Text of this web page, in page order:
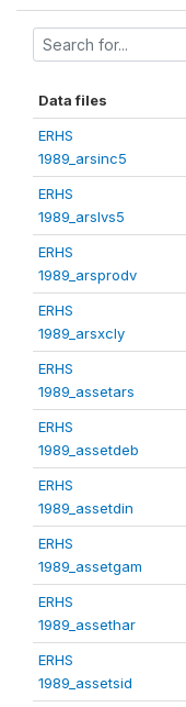
Data files
ERHS
1989_arsinc5
ERHS
1989_arslvs5
ERHS
1989_arsprodv
ERHS
1989_arsxcly
ERHS
1989_assetars
ERHS
1989_assetdeb
ERHS
1989_assetdin
ERHS
1989_assetgam
ERHS
1989_assethar
ERHS
1989_assetsid